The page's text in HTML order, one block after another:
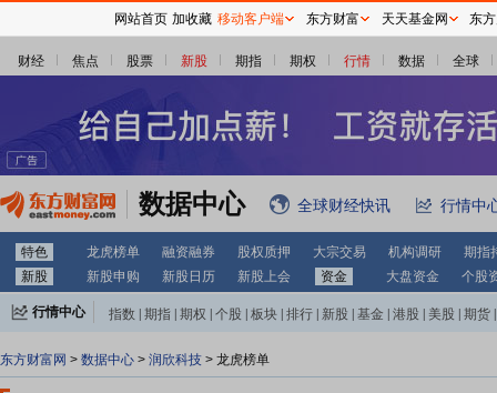
财经 焦点 股票 新股 期指 期权 行情 数据 全球
数据中心 全球财经快讯 行情中
特色 龙虎榜单 融资融券 股权质押 大宗交易 机构调研
期指
新股
新股申购 新股日历 新股上会 资金 大盘资金 个股
行情中心 指数 期指 期权 个股 板块 排行 新股 基金 港股 美股 期货
东方财富网 > 数据中心 > 润欣科技 > 龙虎榜单
网站首页 加收藏 移动客户端 东方财富 天天基金网 东